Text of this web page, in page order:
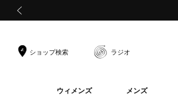
ショップ検索 ラジオ
ウィメンズ メンズ